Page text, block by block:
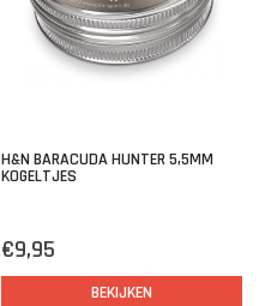
H&N BARACUDA HUNTER 5,5MM
KOGELTJES
€9,95
BEKIJKEN